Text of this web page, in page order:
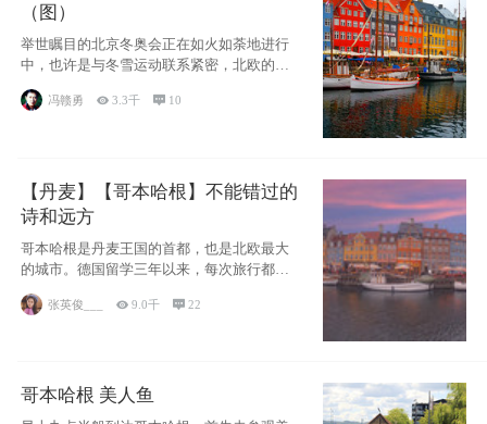
（图）
举世瞩目的北京冬奥会正在如火如荼地进行
中，也许是与冬雪运动联系紧密，北欧的一
些国家因
冯赣勇 3.3千  10
【丹麦】【哥本哈根】不能错过的
诗和远方
哥本哈根是丹麦王国的首都，也是北欧最大
的城市。德国留学三年以来，每次旅行都是
张英俊___ 9.0千 22
哥本哈根 美人鱼